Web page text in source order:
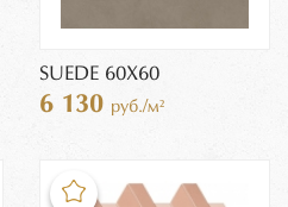
SUEDE 60X60
6 130 руб./м²